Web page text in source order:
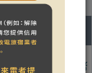
วันอาทิตย์
วันจันทร์